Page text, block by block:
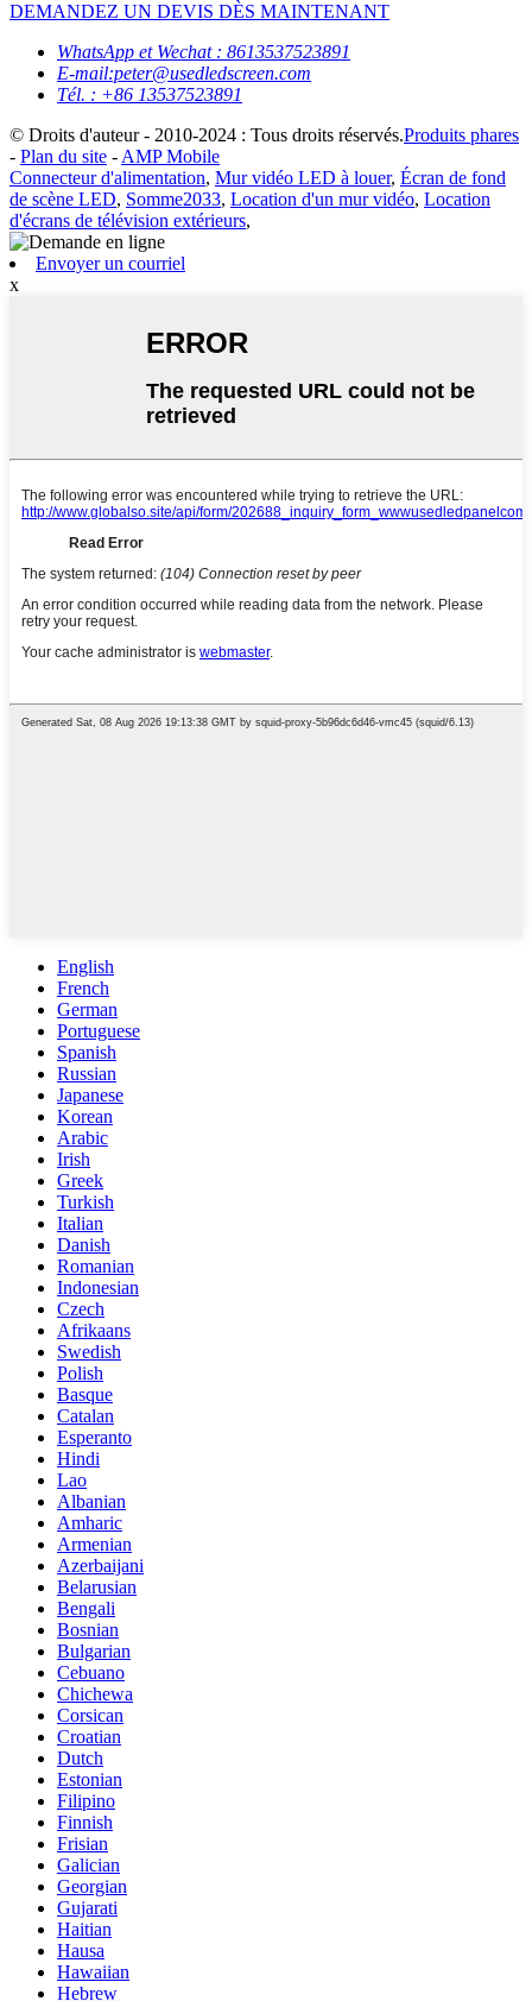
DEMANDEZ UN DEVIS DÈS MAINTENANT
WhatsApp et Wechat : 8613537523891
E-mail:peter@usedledscreen.com
Tél. : +86 13537523891
© Droits d'auteur - 2010-2024 : Tous droits réservés.Produits phares
- Plan du site - AMP Mobile
Connecteur d'alimentation, Mur vidéo LED à louer, Écran de fond
de scène LED, Somme2033, Location d'un mur vidéo, Location
d'écrans de télévision extérieurs,
Envoyer un courriel
x
English
French
German
Portuguese
Spanish
Russian
Japanese
Korean
Arabic
Irish
Greek
Turkish
Italian
Danish
Romanian
Indonesian
Czech
Afrikaans
Swedish
Polish
Basque
Catalan
Esperanto
Hindi
Lao
Albanian
Amharic
Armenian
Azerbaijani
Belarusian
Bengali
Bosnian
Bulgarian
Cebuano
Chichewa
Corsican
Croatian
Dutch
Estonian
Filipino
Finnish
Frisian
Galician
Georgian
Gujarati
Haitian
Hausa
Hawaiian
Hebrew